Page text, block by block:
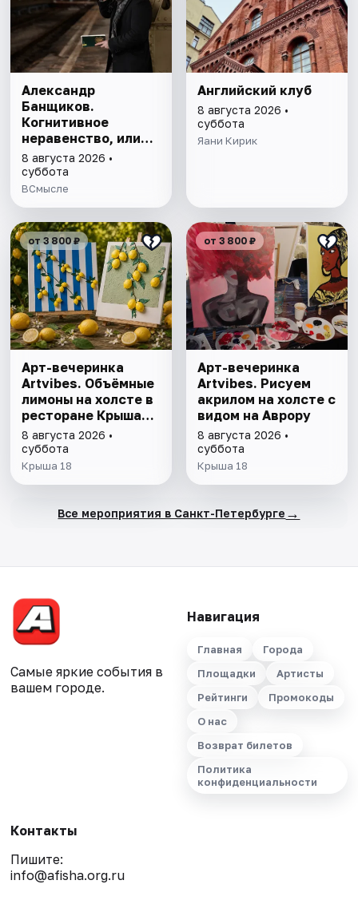
Александр
Банщиков.
Когнитивное
неравенство, или
почему умные
умнеют, а глупые
глупеют
8 августа 2026 •
суббота
ВСмысле
Английский клуб
8 августа 2026 •
суббота
Яани Кирик
от 3 800 ₽
Арт-вечеринка
Artvibes. Объёмные
лимоны на холсте в
ресторане Крыша
18
8 августа 2026 •
суббота
Крыша 18
от 3 800 ₽
Арт-вечеринка
Artvibes. Рисуем
акрилом на холсте с
видом на Аврору
8 августа 2026 •
суббота
Крыша 18
Все мероприятия в Санкт-Петербурге →
Самые яркие события в
вашем городе.
Навигация
Главная
Города
Площадки
Артисты
Рейтинги
Промокоды
О нас
Возврат билетов
Политика
конфиденциальности
Контакты
Пишите:
info@afisha.org.ru